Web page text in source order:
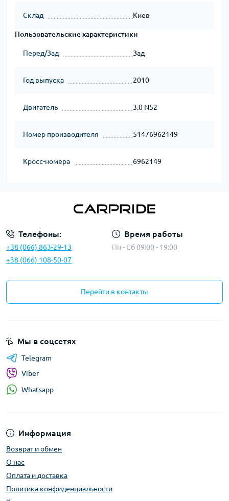
Склад Киев
Пользовательские характеристики
Перед/Зад Зад
Год выпуска 2010
Двигатель 3.0 N52
Номер производителя 51476962149
Кросс-номера 6962149
Телефоны:
+38 (066) 863-29-13
+38 (066) 108-50-07
Время работы
Пн - Сб 09:00 - 19:00
Перейти в контакты
Информация
Возврат и обмен
О нас
Оплата и доставка
Политика конфиденциальности
Мы в соцсетях
Telegram
Viber
Whatsapp